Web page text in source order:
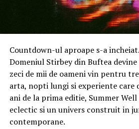
Excelența Sa,Kathleen Kavalec,
Unite ale Americii în România.
și alocă resurse foarte mari în
resursele acestui Minister am
fete în cadrul programului de
este momentul pentru o nouă
discuții, am hotărât că putem să
și să creștem foarte mult accesul la
pentru fetele deja eligibile, ci și
Countdown-ul aproape s-a
Domeniul Stirbey din Buftea
zeci de mii de oameni vin pentru
arta, nopti lungi si experiente care
ani de la prima editie, Summer
eclectic si un univers construit in
contemporane.